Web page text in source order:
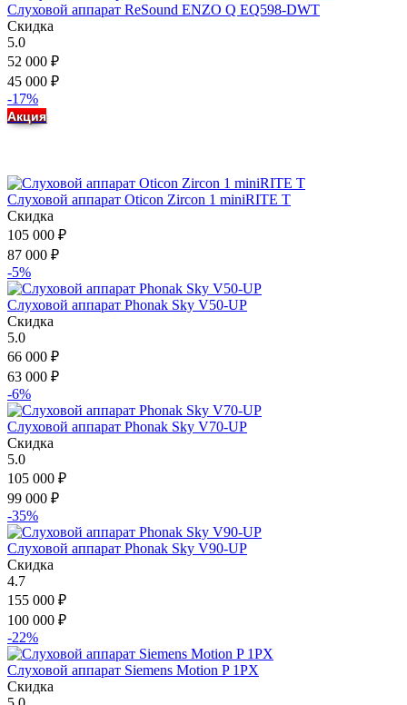
Слуховой аппарат ReSound ENZO Q EQ598-DWT
Скидка
5.0
52 000 ₽
45 000 ₽
-17%
Акция
Слуховой аппарат Oticon Zircon 1 miniRITE T
Скидка
105 000 ₽
87 000 ₽
-5%
Слуховой аппарат Phonak Sky V50-UP
Скидка
5.0
66 000 ₽
63 000 ₽
-6%
Слуховой аппарат Phonak Sky V70-UP
Скидка
5.0
105 000 ₽
99 000 ₽
-35%
Слуховой аппарат Phonak Sky V90-UP
Скидка
4.7
155 000 ₽
100 000 ₽
-22%
Слуховой аппарат Siemens Motion P 1PX
Скидка